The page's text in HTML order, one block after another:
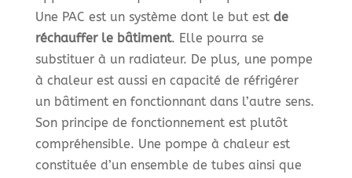
Une PAC est un système dont le but est de
réchauffer le bâtiment. Elle pourra se
substituer à un radiateur. De plus, une pompe
à chaleur est aussi en capacité de réfrigérer
un bâtiment en fonctionnant dans l’autre sens.
Son principe de fonctionnement est plutôt
compréhensible. Une pompe à chaleur est
constituée d’un ensemble de tubes ainsi que